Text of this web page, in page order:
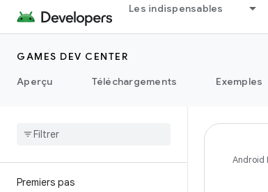
Les indispensables
GAMES DEV CENTER
Aperçu
Téléchargements Exemples
Premiers pas
Android